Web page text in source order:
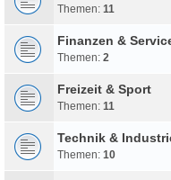
Themen: 11
Finanzen &
Themen: 2
Freizeit & Sport
Themen: 11
Technik &
Themen: 10